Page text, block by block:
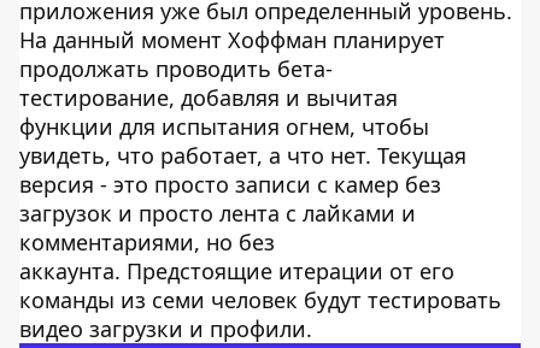
приложения уже был определенный уровень.
На данный момент Хоффман планирует
продолжать проводить бета-
тестирование, добавляя и вычитая
функции для испытания огнем, чтобы
увидеть, что работает, а что нет. Текущая
версия - это просто записи с камер без
загрузок и просто лента с лайками и
комментариями, но без
аккаунта. Предстоящие итерации от его
команды из семи человек будут тестировать
видео загрузки и профили.